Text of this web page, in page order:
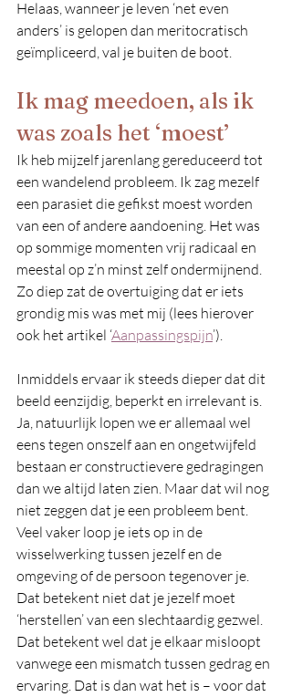
Helaas, wanneer je leven ‘net even
anders’ is gelopen dan meritocratisch
geïmpliceerd, val je buiten de boot.
Ik mag meedoen, als ik
was zoals het ‘moest’
Ik heb mijzelf jarenlang gereduceerd tot
een wandelend probleem. Ik zag mezelf
een parasiet die gefikst moest worden
van een of andere aandoening. Het was
op sommige momenten vrij radicaal en
meestal op z’n minst zelf ondermijnend.
Zo diep zat de overtuiging dat er iets
grondig mis was met mij (lees hierover
ook het artikel ‘Aanpassingspijn’).
Inmiddels ervaar ik steeds dieper dat dit
beeld eenzijdig, beperkt en irrelevant is.
Ja, natuurlijk lopen we er allemaal wel
eens tegen onszelf aan en ongetwijfeld
bestaan er constructievere gedragingen
dan we altijd laten zien. Maar dat wil nog
niet zeggen dat je een probleem bent.
Veel vaker loop je iets op in de
wisselwerking tussen jezelf en de
omgeving of de persoon tegenover je.
Dat betekent niet dat je jezelf moet
‘herstellen’ van een slechtaardig gezwel.
Dat betekent wel dat je elkaar misloopt
vanwege een mismatch tussen gedrag en
ervaring. Dat is dan wat het is – voor dat